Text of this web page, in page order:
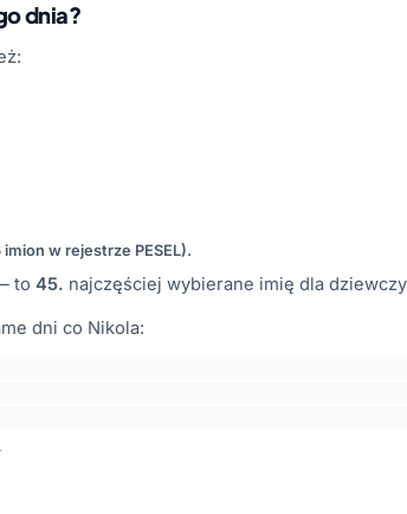
dnia?
w rejestrze PESEL).
to 45. najczęściej wybierane imię dla
dni co Nikola: